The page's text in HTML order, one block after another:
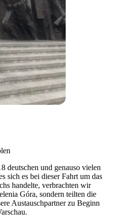
deutschen und genauso vielen
sich es bei dieser Fahrt um das
handelte, verbrachten wir
Góra, sondern teilten die
Austauschpartner zu Beginn